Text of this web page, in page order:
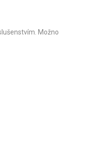
Možno